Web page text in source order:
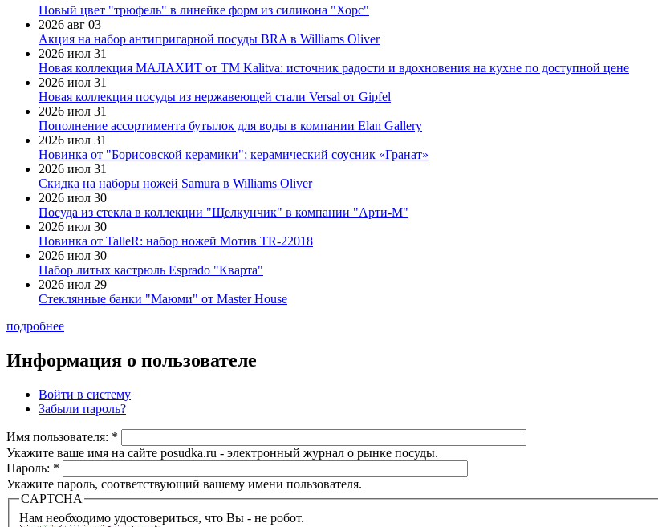
Новый цвет "трюфель" в линейке форм из силикона "Хорс"
2026 авг 03
Акция на набор антипригарной посуды BRA в Williams Oliver
2026 июл 31
Новая коллекция МАЛАХИТ от ТМ Kalitva: источник радости и вдохновения на кухне по доступной цене
2026 июл 31
Новая коллекция посуды из нержавеющей стали Versal от Gipfel
2026 июл 31
Пополнение ассортимента бутылок для воды в компании Elan Gallery
2026 июл 31
Новинка от "Борисовской керамики": керамический соусник «Гранат»
2026 июл 31
Скидка на наборы ножей Samura в Williams Oliver
2026 июл 30
Посуда из стекла в коллекции "Щелкунчик" в компании "Арти-М"
2026 июл 30
Новинка от TalleR: набор ножей Мотив TR-22018
2026 июл 30
Набор литых кастрюль Esprado "Кварта"
2026 июл 29
Стеклянные банки "Маюми" от Master House
подробнее
Информация о пользователе
Войти в систему
Забыли пароль?
Имя пользователя: *
Укажите ваше имя на сайте posudka.ru - электронный журнал о рынке посуды.
Пароль: *
Укажите пароль, соответствующий вашему имени пользователя.
CAPTCHA
Нам необходимо удостовериться, что Вы - не робот.